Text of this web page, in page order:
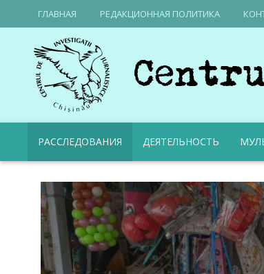
ГЛАВНАЯ РЕДАКЦИОННАЯ ПОЛИТИКА
РАССЛЕДОВАНИЯ ДЕЯТЕЛЬНОСТЬ